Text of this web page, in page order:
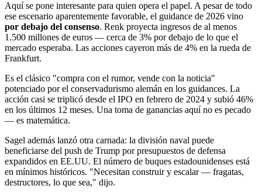
Aquí se pone interesante para quien opera el papel. A pesar de todo
ese escenario aparentemente favorable, el guidance de 2026 vino
por debajo del consenso. Renk proyecta ingresos de al menos
1.500 millones de euros — cerca de 3% por debajo de lo que el
mercado esperaba. Las acciones cayeron más de 4% en la rueda de
Frankfurt.
Es el clásico "compra con el rumor, vende con la noticia"
potenciado por el conservadurismo alemán en los guidances. La
acción casi se triplicó desde el IPO en febrero de 2024 y subió 46%
en los últimos 12 meses. Una toma de ganancias aquí no es pecado
— es matemática.
Sagel además lanzó otra carnada: la división naval puede
beneficiarse del push de Trump por presupuestos de defensa
expandidos en EE.UU. El número de buques estadounidenses está
en mínimos históricos. "Necesitan construir y escalar — fragatas,
destructores, lo que sea," dijo.